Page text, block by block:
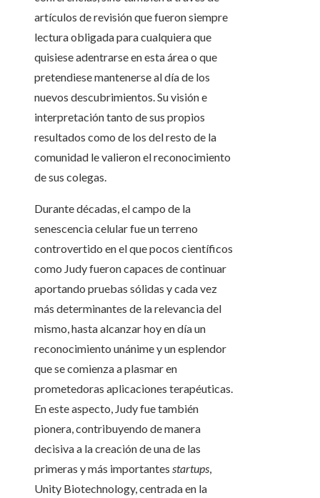
artículos de revisión que fueron siempre
lectura obligada para cualquiera que
quisiese adentrarse en esta área o que
pretendiese mantenerse al día de los
nuevos descubrimientos. Su visión e
interpretación tanto de sus propios
resultados como de los del resto de la
comunidad le valieron el reconocimiento
de sus colegas.
Durante décadas, el campo de la
senescencia celular fue un terreno
controvertido en el que pocos científicos
como Judy fueron capaces de continuar
aportando pruebas sólidas y cada vez
más determinantes de la relevancia del
mismo, hasta alcanzar hoy en día un
reconocimiento unánime y un esplendor
que se comienza a plasmar en
prometedoras aplicaciones terapéuticas.
En este aspecto, Judy fue también
pionera, contribuyendo de manera
decisiva a la creación de una de las
primeras y más importantes startups,
Unity Biotechnology, centrada en la